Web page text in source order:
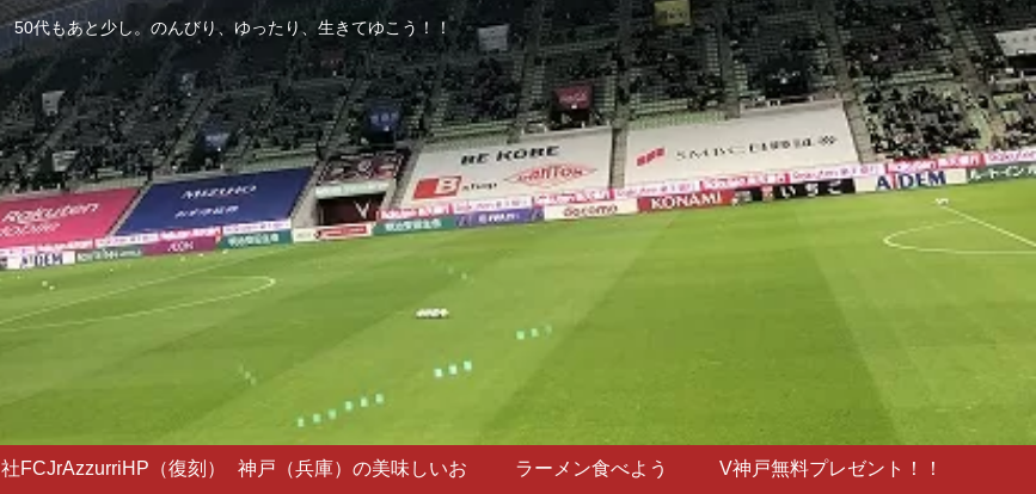
50代もあと少し。のんびり、ゆったり、生きてゆこう！！
社FCJrAzzurriHP（復刻） 神戸（兵庫）の美味しいお ラーメン食べよう V神戸無料プレゼント！！